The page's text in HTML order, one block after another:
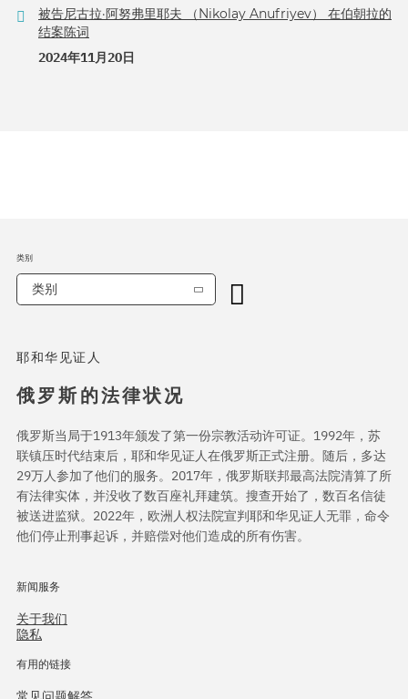
被告尼古拉·阿努弗里耶夫 （Nikolay Anufriyev） 在伯朝拉的
结案陈词
2024年11月20日
耶和华见证人
俄罗斯的法律状况
俄罗斯当局于1913年颁发了第一份宗教活动许可证。1992年，苏
联镇压时代结束后，耶和华见证人在俄罗斯正式注册。随后，多达
29万人参加了他们的服务。2017年，俄罗斯联邦最高法院清算了所
有法律实体，并没收了数百座礼拜建筑。搜查开始了，数百名信徒
被送进监狱。2022年，欧洲人权法院宣判耶和华见证人无罪，命令
他们停止刑事起诉，并赔偿对他们造成的所有伤害。
新闻服务
关于我们
隐私
有用的链接
类别
类别